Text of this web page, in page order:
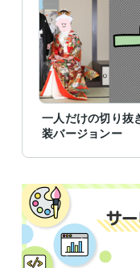
一人だけの切り抜
装バージョンー